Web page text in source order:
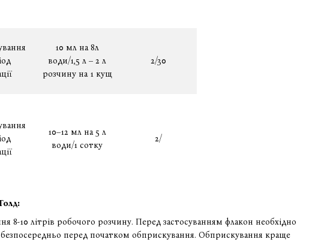
10 мл на 8л
води/1,5 л – 2 л
розчину на 1 кущ
2/30
10–12 мл на 5 л
води/1 сотку
2/
8-10 літрів робочого розчину. Перед застосуванням флакон необхідно
перед початком обприскування. Обприскування краще